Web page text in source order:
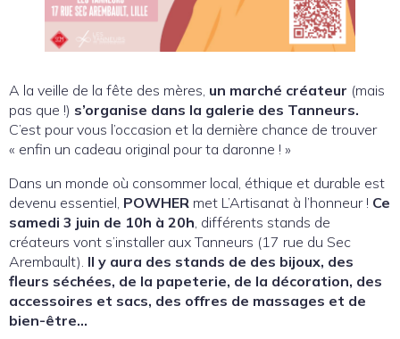
A la veille de la fête des mères, un marché créateur (mais
pas que !) s’organise dans la galerie des Tanneurs.
C’est pour vous l’occasion et la dernière chance de trouver
« enfin un cadeau original pour ta daronne ! »
Dans un monde où consommer local, éthique et durable est
devenu essentiel, POWHER met L’Artisanat à l’honneur ! Ce
samedi 3 juin de 10h à 20h , différents stands de
créateurs vont s’installer aux Tanneurs (17 rue du Sec
Arembault). Il y aura des stands de des bijoux, des
fleurs séchées, de la papeterie, de la décoration, des
accessoires et sacs, des offres de massages et de
bien-être…